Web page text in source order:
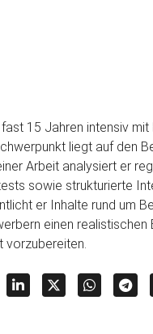
15 Jahren intensiv
liegt auf den
Arbeit analysiert er
sowie strukturierte
er Inhalte rund um
einen
vorzubereiten.